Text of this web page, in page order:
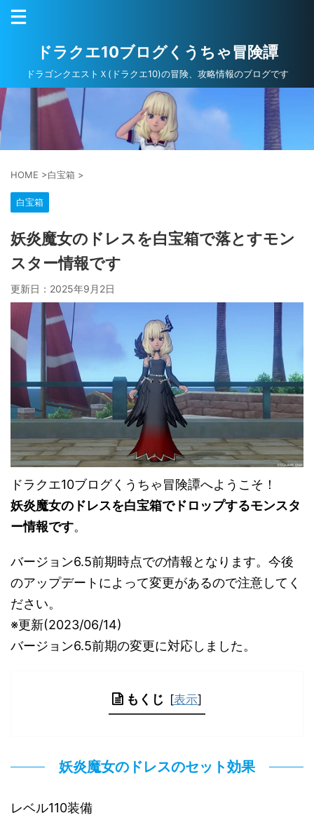
ドラクエ10ブログくうちゃ冒険譚
ドラゴンクエストＸ(ドラクエ10)の冒険、攻略情報のブログです
HOME >白宝箱 >
白宝箱
妖炎魔女のドレスを白宝箱で落とすモン
スター情報です
更新日： 2025年9月2日
ドラクエ10ブログくうちゃ冒険譚へようこそ！
妖炎魔女のドレスを白宝箱でドロップするモンスタ
ー情報です。
バージョン6.5前期時点での情報となります。今後
のアップデートによって変更があるので注意してく
ださい。
※更新(2023/06/14)
バージョン6.5前期の変更に対応しました。
もくじ [表示]
妖炎魔女のドレスのセット効果
レベル110装備